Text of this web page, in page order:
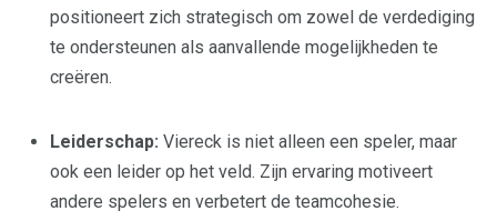
positioneert zich strategisch om zowel de verdediging
te ondersteunen als aanvallende mogelijkheden te
creëren.
Leiderschap: Viereck is niet alleen een speler, maar
ook een leider op het veld. Zijn ervaring motiveert
andere spelers en verbetert de teamcohesie.